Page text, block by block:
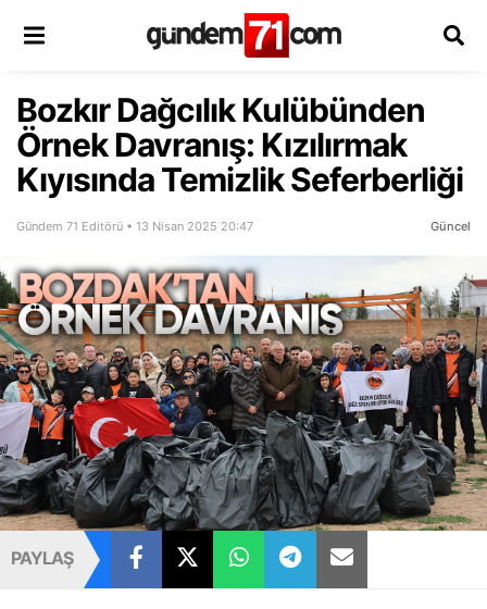
Bozkır Dağcılık Kulübünden
Örnek Davranış: Kızılırmak
Kıyısında Temizlik Seferberliği
Gündem 71 Editörü • 13 Nisan 2025 20:47 Güncel
PAYLAŞ